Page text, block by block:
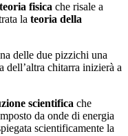
fisica che risale a
la teoria della
delle due pizzichi una
dell’altra chitarra inizierà a
scientifica che
da onde di energia
scientificamente la